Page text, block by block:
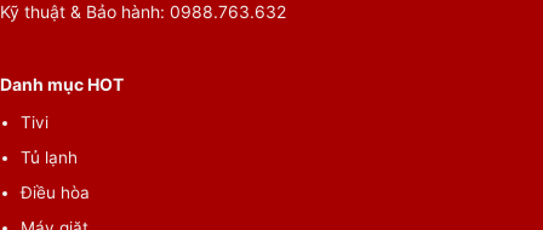
Kỹ thuật & Bảo hành: 0988.763.632
Danh mục HOT
Tivi
Tủ lạnh
Điều hòa